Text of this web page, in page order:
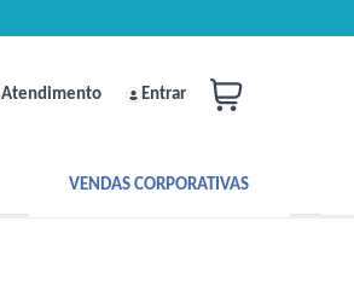
Atendimento Entrar
VENDAS CORPORATIVAS